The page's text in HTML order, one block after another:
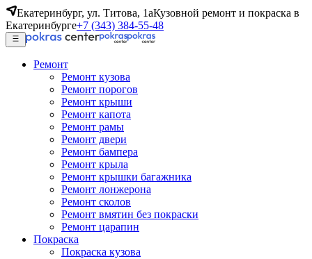
Екатеринбург, ул. Титова, 1аКузовной ремонт и покраска в
Екатеринбурге+7 (343) 384-55-48
Ремонт
Ремонт кузова
Ремонт порогов
Ремонт крыши
Ремонт капота
Ремонт рамы
Ремонт двери
Ремонт бампера
Ремонт крыла
Ремонт крышки багажника
Ремонт лонжерона
Ремонт сколов
Ремонт вмятин без покраски
Ремонт царапин
Покраска
Покраска кузова